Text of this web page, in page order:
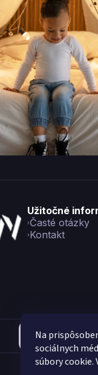
Na
sociálnych
súbory cookie.
Užitočné
Časté otázky
Kontakt